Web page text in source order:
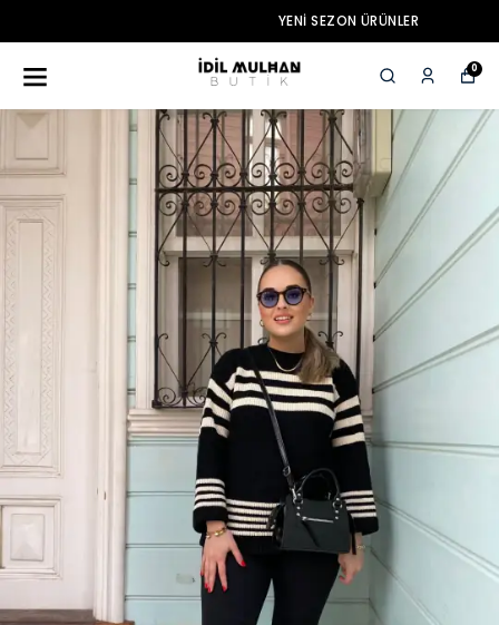
YENI SEZON ÜRÜNLER
0